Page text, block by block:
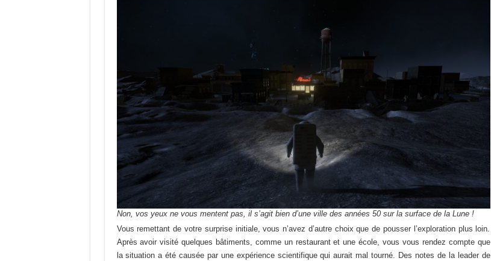
Non, vos yeux ne vous mentent pas, il s’agit bien d’une ville des années 50 sur la surface de la Lune !
Vous remettant de votre surprise initiale, vous n’avez d’autre choix que de pousser l’exploration plus loin.
Après avoir visité quelques bâtiments, comme un restaurant et une école, vous vous rendez compte que
la situation a été causée par une expérience scientifique qui aurait mal tourné. Des notes de la leader de